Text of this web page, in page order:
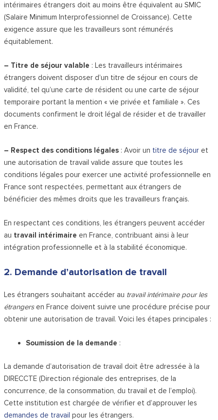
intérimaires étrangers doit au moins être équivalent au SMIC
(Salaire Minimum Interprofessionnel de Croissance). Cette
exigence assure que les travailleurs sont rémunérés
équitablement.
– Titre de séjour valable : Les travailleurs intérimaires
étrangers doivent disposer d’un titre de séjour en cours de
validité, tel qu’une carte de résident ou une carte de séjour
temporaire portant la mention « vie privée et familiale ». Ces
documents confirment le droit légal de résider et de travailler
en France.
– Respect des conditions légales : Avoir un titre de séjour et
une autorisation de travail valide assure que toutes les
conditions légales pour exercer une activité professionnelle en
France sont respectées, permettant aux étrangers de
bénéficier des mêmes droits que les travailleurs français.
En respectant ces conditions, les étrangers peuvent accéder
au travail intérimaire en France, contribuant ainsi à leur
intégration professionnelle et à la stabilité économique.
2. Demande d’autorisation de travail
Les étrangers souhaitant accéder au travail intérimaire pour les
étrangersen France doivent suivre une procédure précise pour
obtenir une autorisation de travail. Voici les étapes principales :
Soumission de la demande :
La demande d’autorisation de travail doit être adressée à la
DIRECCTE (Direction régionale des entreprises, de la
concurrence, de la consommation, du travail et de l’emploi).
Cette institution est chargée de vérifier et d’approuver les
demandes de travail pour les étrangers.